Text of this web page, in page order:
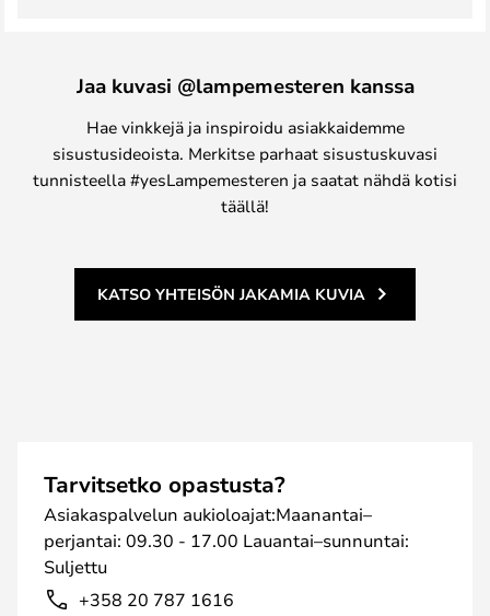
Jaa kuvasi @lampemesteren kanssa
Hae vinkkejä ja inspiroidu asiakkaidemme
sisustusideoista. Merkitse parhaat sisustuskuvasi
tunnisteella #yesLampemesteren ja saatat nähdä kotisi
täällä!
KATSO YHTEISÖN JAKAMIA KUVIA
Tarvitsetko opastusta?
Asiakaspalvelun aukioloajat:Maanantai–
perjantai: 09.30 - 17.00 Lauantai–sunnuntai:
Suljettu
+358 20 787 1616